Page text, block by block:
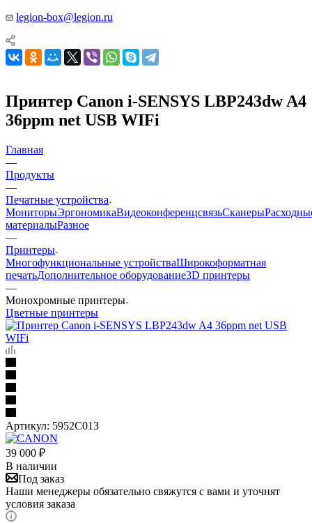
legion-box@legion.ru
Принтер Canon i-SENSYS LBP243dw A4
36ppm net USB WIFi
Главная
—
Продукты
—
Печатные устройства
МониторыЭргономикаВидеоконференцсвязьСканеры
материалыРазное
—
Принтеры
Многофункциональные устройстваШирокоформатная
печатьДополнительное оборудование3D принтеры
—
Моноxромныe принтеры
Цвeтныe принтеры
Артикул: 5952C013
39 000 ₽
В наличии
Под заказ
Наши менеджеры обязательно свяжутся с вами и уточнят
условия заказа